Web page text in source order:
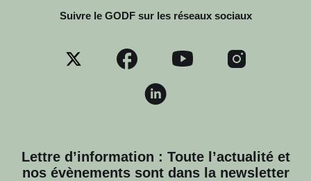
Suivre le GODF sur les réseaux sociaux
Lettre d’information : Toute l’actualité et
nos évènements sont dans la newsletter